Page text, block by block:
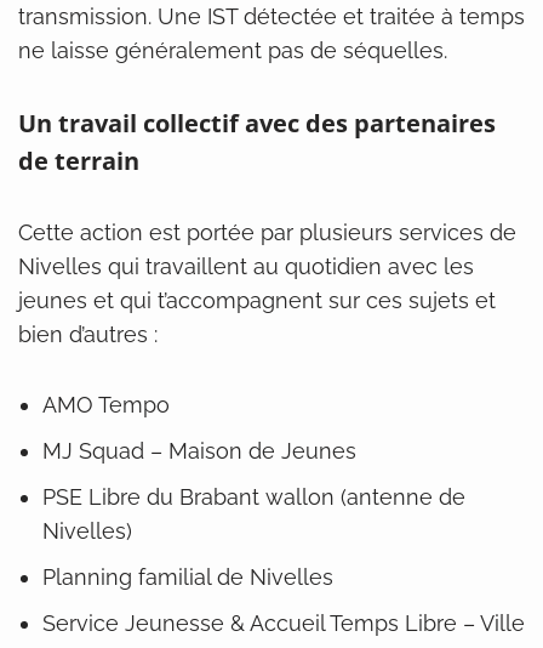
transmission. Une IST détectée et traitée à temps
ne laisse généralement pas de séquelles.
Un travail collectif avec des partenaires
de terrain
Cette action est portée par plusieurs services de
Nivelles qui travaillent au quotidien avec les
jeunes et qui t’accompagnent sur ces sujets et
bien d’autres :
AMO Tempo
MJ Squad – Maison de Jeunes
PSE Libre du Brabant wallon (antenne de
Nivelles)
Planning familial de Nivelles
Service Jeunesse & Accueil Temps Libre – Ville